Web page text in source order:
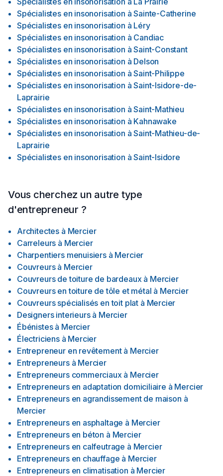
Spécialistes en insonorisation à Sainte-Catherine
Spécialistes en insonorisation à Léry
Spécialistes en insonorisation à Candiac
Spécialistes en insonorisation à Saint-Constant
Spécialistes en insonorisation à Delson
Spécialistes en insonorisation à Saint-Philippe
Spécialistes en insonorisation à Saint-Isidore-de-
Laprairie
Spécialistes en insonorisation à Saint-Mathieu
Spécialistes en insonorisation à Kahnawake
Spécialistes en insonorisation à Saint-Mathieu-de-
Laprairie
Spécialistes en insonorisation à Saint-Isidore
Vous cherchez un autre type
d'entrepreneur ?
Architectes à Mercier
Carreleurs à Mercier
Charpentiers menuisiers à Mercier
Couvreurs à Mercier
Couvreurs de toiture de bardeaux à Mercier
Couvreurs en toiture de tôle et métal à Mercier
Couvreurs spécialisés en toit plat à Mercier
Designers interieurs à Mercier
Ébénistes à Mercier
Électriciens à Mercier
Entrepreneur en revêtement à Mercier
Entrepreneurs à Mercier
Entrepreneurs commerciaux à Mercier
Entrepreneurs en adaptation domiciliaire à Mercier
Entrepreneurs en agrandissement de maison à
Mercier
Entrepreneurs en asphaltage à Mercier
Entrepreneurs en béton à Mercier
Entrepreneurs en calfeutrage à Mercier
Entrepreneurs en chauffage à Mercier
Entrepreneurs en climatisation à Mercier